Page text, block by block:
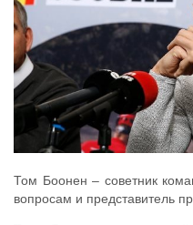
Том Боонен – советник
вопросам и представитель